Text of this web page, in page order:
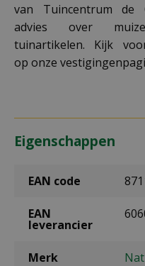
van Tuincentrum de
advies over
tuinartikelen. Kijk
op onze
Eigenschappen
EAN code
EAN
leverancier
Merk